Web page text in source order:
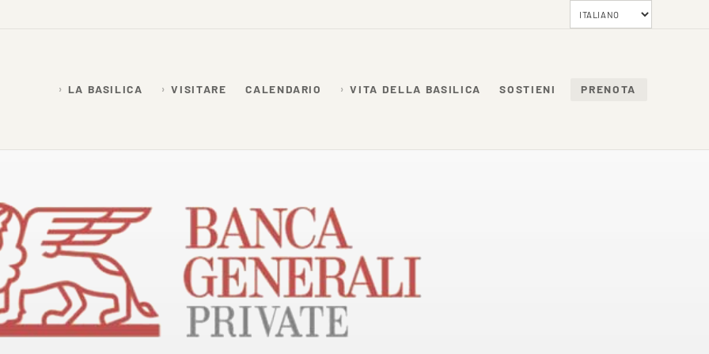
LA BASILICA VISITARE CALENDARIO VITA DELLA BASILICA SOSTIENI PRENOTA